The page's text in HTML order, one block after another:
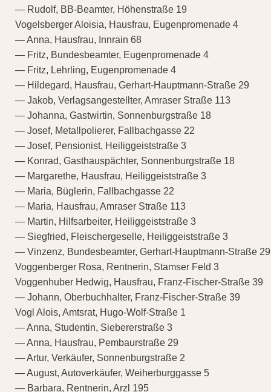
— Rudolf, BB-Beamter, Höhenstraße 19
Vogelsberger Aloisia, Hausfrau, Eugenpromenade 4
— Anna, Hausfrau, Innrain 68
— Fritz, Bundesbeamter, Eugenpromenade 4
— Fritz, Lehrling, Eugenpromenade 4
— Hildegard, Hausfrau, Gerhart-Hauptmann-Straße 29
— Jakob, Verlagsangestellter, Amraser Straße 113
— Johanna, Gastwirtin, Sonnenburgstraße 18
— Josef, Metallpolierer, Fallbachgasse 22
— Josef, Pensionist, Heiliggeiststraße 3
— Konrad, Gasthauspächter, Sonnenburgstraße 18
— Margarethe, Hausfrau, Heiliggeiststraße 3
— Maria, Büglerin, Fallbachgasse 22
— Maria, Hausfrau, Amraser Straße 113
— Martin, Hilfsarbeiter, Heiliggeiststraße 3
— Siegfried, Fleischergeselle, Heiliggeiststraße 3
— Vinzenz, Bundesbeamter, Gerhart-Hauptmann-Straße 29
Voggenberger Rosa, Rentnerin, Stamser Feld 3
Voggenhuber Hedwig, Hausfrau, Franz-Fischer-Straße 39
— Johann, Oberbuchhalter, Franz-Fischer-Straße 39
Vogl Alois, Amtsrat, Hugo-Wolf-Straße 1
— Anna, Studentin, Siebererstraße 3
— Anna, Hausfrau, Pembaurstraße 29
— Artur, Verkäufer, Sonnenburgstraße 2
— August, Autoverkäufer, Weiherburggasse 5
— Barbara, Rentnerin, Arzl 195